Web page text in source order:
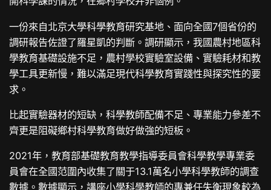
一份來自北京大學科學教育研究基地、面向全國7個省份的
調研報告佐證了羅星凱的判斷。調研顯示，我國農村地區科
學教育基礎設施不足，農村學校實驗室設備、實驗耗材和教
學工具更新慢，難以滿足現代科學教育實踐性與探究性的要
求。
比起實驗器材的短缺，科學教師配備不足、專業能力參差不
齊更是阻礙鄉村科學教育做好做強的短板。
2021年，教育部基礎教育教學指導委員會科學教學專業委
員會在全國范圍內收集了關于13.1萬名小學科學教師的調查
數據。數據顯示，講座小學科學教師的專兼任失衡現象較為